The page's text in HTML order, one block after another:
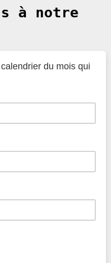
à notre
du mois qui